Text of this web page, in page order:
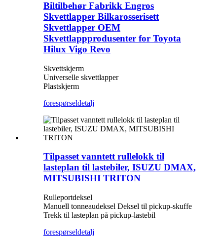
Biltilbehør Fabrikk Engros
Skvettlapper Bilkarosserisett
Skvettlapper OEM
Skvettlappprodusenter for Toyota
Hilux Vigo Revo
Skvettskjerm
Universelle skvettlapper
Plastskjerm
forespørseldetalj
Tilpasset vanntett rullelokk til
lasteplan til lastebiler, ISUZU DMAX,
MITSUBISHI TRITON
Rulleportdeksel
Manuell tonneaudeksel Deksel til pickup-skuffe
Trekk til lasteplan på pickup-lastebil
forespørseldetalj